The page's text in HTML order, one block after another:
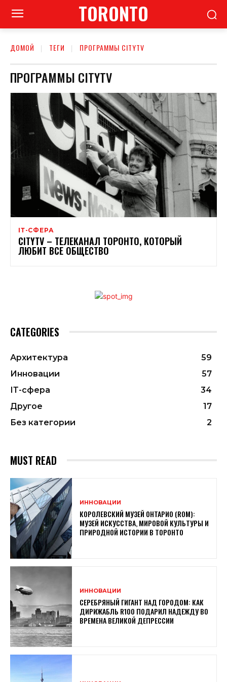
TORONTO
ДОМОЙ ТЕГИ ПРОГРАММЫ CITYTV
ПРОГРАММЫ CITYTV
ІТ-СФЕРА
CITYTV – ТЕЛЕКАНАЛ ТОРОНТО, КОТОРЫЙ
ЛЮБИТ ВСЕ ОБЩЕСТВО
CATEGORIES
Архитектура
59
Инновации
57
ІТ-сфера
34
Другое
17
Без категории
2
MUST READ
ИННОВАЦИИ
КОРОЛЕВСКИЙ МУЗЕЙ ОНТАРИО (ROM):
МУЗЕЙ ИСКУССТВА, МИРОВОЙ КУЛЬТУРЫ И
ПРИРОДНОЙ ИСТОРИИ В ТОРОНТО
ИННОВАЦИИ
СЕРЕБРЯНЫЙ ГИГАНТ НАД ГОРОДОМ: КАК
ДИРИЖАБЛЬ R100 ПОДАРИЛ НАДЕЖДУ ВО
ВРЕМЕНА ВЕЛИКОЙ ДЕПРЕССИИ